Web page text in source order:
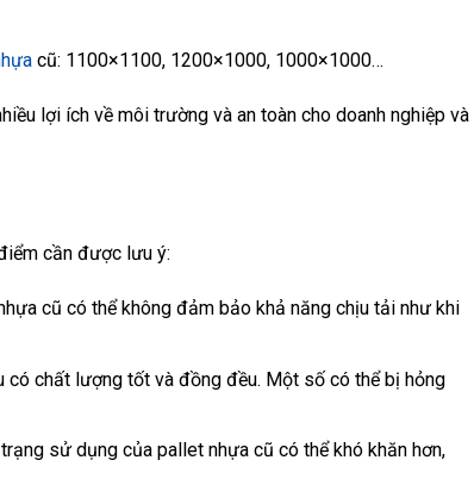
cũ: 1100×1100, 1200×1000, 1000×1000…
lợi ích về môi trường và an toàn cho doanh nghiệp và
cần được lưu ý:
cũ có thể không đảm bảo khả năng chịu tải như khi
chất lượng tốt và đồng đều. Một số có thể bị hỏng
sử dụng của pallet nhựa cũ có thể khó khăn hơn,